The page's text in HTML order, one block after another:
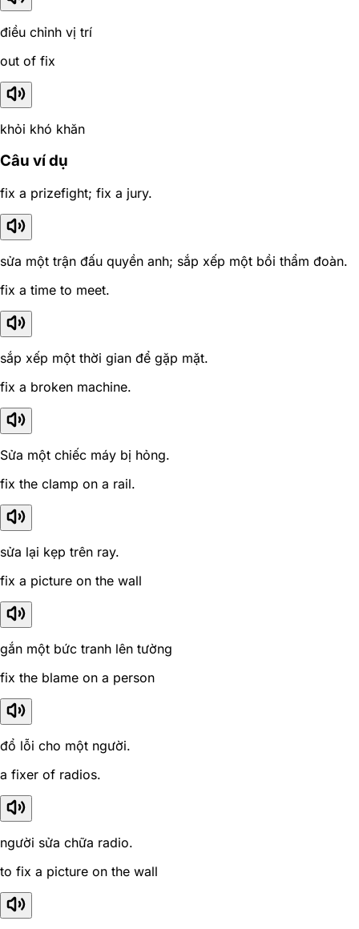
điều chỉnh vị trí
out of fix
khỏi khó khăn
Câu ví dụ
fix a prizefight; fix a jury.
sửa một trận đấu quyền anh; sắp xếp một bồi thẩm đoàn.
fix a time to meet.
sắp xếp một thời gian để gặp mặt.
fix a broken machine.
Sửa một chiếc máy bị hỏng.
fix the clamp on a rail.
sửa lại kẹp trên ray.
fix a picture on the wall
gắn một bức tranh lên tường
fix the blame on a person
đổ lỗi cho một người.
a fixer of radios.
người sửa chữa radio.
to fix a picture on the wall